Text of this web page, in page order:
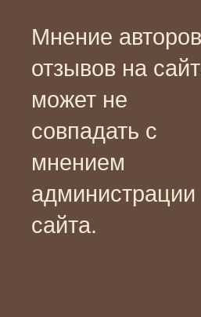
Мнение авторов
отзывов на
может не
совпадать с
мнением
администрации
сайта.